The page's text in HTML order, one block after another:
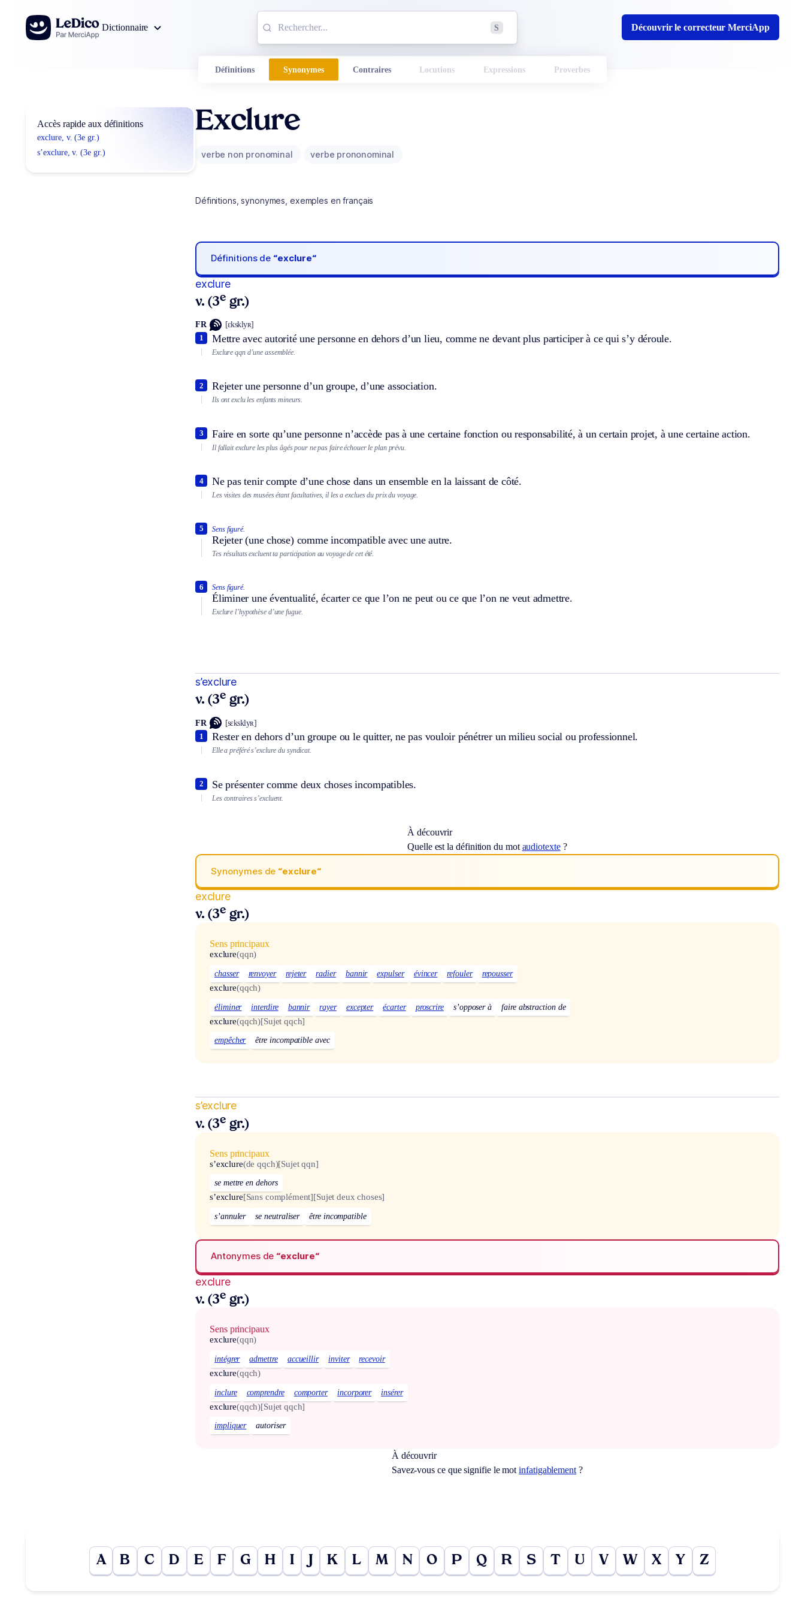
Aller au contenu
Dictionnaire
S Découvrir le correcteur MerciApp
Définitions Synonymes Contraires Locutions Expressions Proverbes
Accès rapide aux définitions
exclure, v. (3e gr.)
s’exclure, v. (3e gr.)
Exclure
verbe non pronominal verbe prononominal
Définitions, synonymes, exemples en français
Définitions de “exclure“
exclure
v. (3e gr.)
FR [ɛksklyʀ]
Mettre avec autorité une personne en dehors d’un lieu, comme ne devant plus participer à ce qui s’y déroule.
1
Exclure qqn d’une assemblée.
Rejeter une personne d’un groupe, d’une association.
2
Ils ont exclu les enfants mineurs.
Faire en sorte qu’une personne n’accède pas à une certaine fonction ou responsabilité, à un certain projet, à une certaine action.
3
Il fallait exclure les plus âgés pour ne pas faire échouer le plan prévu.
Ne pas tenir compte d’une chose dans un ensemble en la laissant de côté.
4
Les visites des musées étant facultatives, il les a exclues du prix du voyage.
Sens figuré.
Rejeter (une chose) comme incompatible avec une autre.
5
Tes résultats excluent ta participation au voyage de cet été.
Sens figuré.
Éliminer une éventualité, écarter ce que l’on ne peut ou ce que l’on ne veut admettre.
6
Exclure l’hypothèse d’une fugue.
s’exclure
v. (3e gr.)
FR [sɛksklyʀ]
Rester en dehors d’un groupe ou le quitter, ne pas vouloir pénétrer un milieu social ou professionnel.
1
Elle a préféré s’exclure du syndicat.
Se présenter comme deux choses incompatibles.
2
Les contraires s’excluent.
À découvrir
Quelle est la définition du mot audiotexte?
Synonymes de “exclure“
exclure
v. (3e gr.)
Sens principaux
exclure(qqn)
chasser renvoyer rejeter radier bannir expulser évincer refouler repousser
exclure(qqch)
éliminer interdire bannir rayer excepter écarter proscrire s’opposer à faire abstraction de
exclure(qqch)[Sujet qqch]
empêcher être incompatible avec
s’exclure
v. (3e gr.)
Sens principaux
s’exclure(de qqch)[Sujet qqn]
se mettre en dehors
s’exclure[Sans complément][Sujet deux choses]
s’annuler se neutraliser être incompatible
Antonymes de “exclure“
exclure
v. (3e gr.)
Sens principaux
exclure(qqn)
intégrer admettre accueillir inviter recevoir
exclure(qqch)
inclure comprendre comporter incorporer insérer
exclure(qqch)[Sujet qqch]
impliquer autoriser
À découvrir
Savez-vous ce que signifie le motinfatigablement?
A B C D E F G H I J K L M N O P Q R S T U V W X Y Z